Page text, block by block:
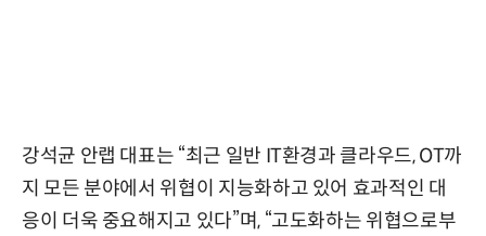
강석균 안랩 대표는 “최근 일반 IT환경과 클라우드, OT까
지 모든 분야에서 위협이 지능화하고 있어 효과적인 대
응이 더욱 중요해지고 있다”며, “고도화하는 위협으로부